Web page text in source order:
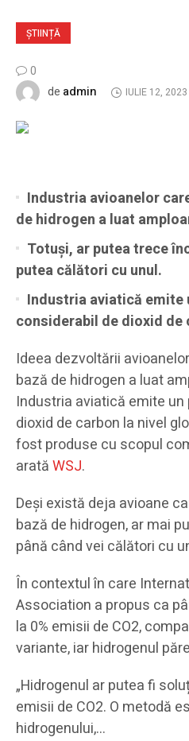
ȘTIINȚĂ
0
de admin IULIE 12, 2023
Industria avioanelor
de hidrogen a luat
Totuși, ar putea trece
putea călători cu unul.
Industria aviatică emite
considerabil de dioxid de
Ideea dezvoltării
bază de hidrogen a luat
Industria aviatică emite
dioxid de carbon la nivel
fost produse cu scopul
aratăWSJ.
Deși există deja avioane
bază de hidrogen, ar mai
până când vei călători cu
În contextul în care
Association a propus ca
la 0% emisii de CO2,
variante, iar hidrogenul
„Hidrogenul ar putea fi
emisii de CO2. O metodă
hidrogenului,…